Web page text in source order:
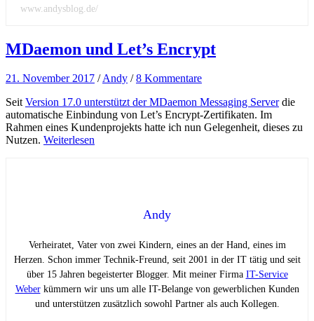
www.andysblog.de/
MDaemon und Let’s Encrypt
21. November 2017 /Andy /8 Kommentare
SeitVersion 17.0 unterstützt der MDaemon Messaging Serverdie
automatische Einbindung von Let’s Encrypt-Zertifikaten. Im
Rahmen eines Kundenprojekts hatte ich nun Gelegenheit, dieses zu
Nutzen. Weiterlesen
Andy
Verheiratet, Vater von zwei Kindern, eines an der Hand, eines im
Herzen. Schon immer Technik-Freund, seit 2001 in der IT tätig und seit
über 15 Jahren begeisterter Blogger. Mit meiner Firma IT-Service
Weberkümmern wir uns um alle IT-Belange von gewerblichen Kunden
und unterstützen zusätzlich sowohl Partner als auch Kollegen.